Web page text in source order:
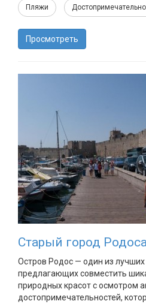
Пляжи
Просмотреть
Старый город
Остров Родос — один из лучших
предлагающих совместить
природных красот с осмотром
достопримечательностей,